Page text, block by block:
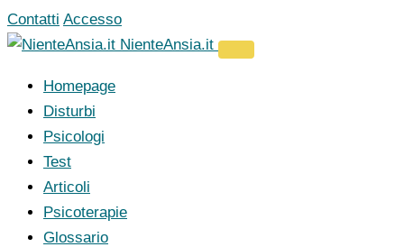
Vai
al
Contatti Accesso
NienteAnsia.it
Homepage
Disturbi
Psicologi
Test
Articoli
Psicoterapie
Glossario